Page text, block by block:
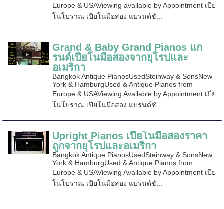
Europe & USAViewing available by Appointment เปีย
โนโบราณ เปียโนมือสอง แบรนด์ชั...
Grand & Baby Grand Pianos แก
รนด์เปียโนมือสองจากยุโรปและ
อเมริกา
Bangkok Antique PianosUsedSteinway & SonsNew
York & HamburgUsed & Antique Pianos from
Europe & USAViewing Available by Appointment เปีย
โนโบราณ เปียโนมือสอง แบรนด์ชั...
Upright Pianos เปียโนมือสองราคา
ถูกจากยุโรปและอเมริกา
Bangkok Antique PianosUsedSteinway & SonsNew
York & HamburgUsed & Antique Pianos from
Europe & USAViewing Available by Appointment เปีย
โนโบราณ เปียโนมือสอง แบรนด์ชั...